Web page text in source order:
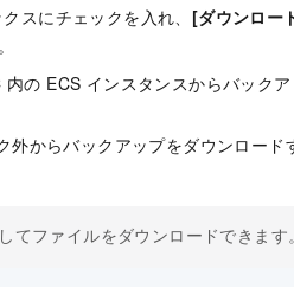
スにチェックを入れ、 [ダウンロー
の ECS インスタンスからバック
外からバックアップをダウンロー
てファイルをダウンロードできます